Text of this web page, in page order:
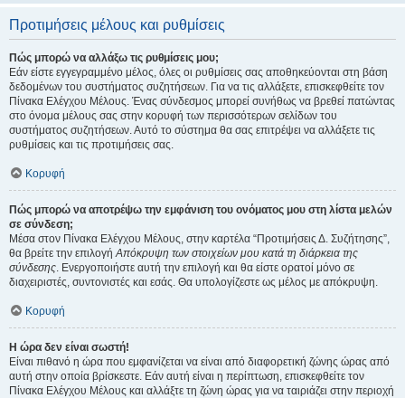
Προτιμήσεις μέλους και ρυθμίσεις
Πώς μπορώ να αλλάξω τις ρυθμίσεις μου;
Εάν είστε εγγεγραμμένο μέλος, όλες οι ρυθμίσεις σας αποθηκεύονται στη βάση
δεδομένων του συστήματος συζητήσεων. Για να τις αλλάξετε, επισκεφθείτε τον
Πίνακα Ελέγχου Μέλους. Ένας σύνδεσμος μπορεί συνήθως να βρεθεί πατώντας
στο όνομα μέλους σας στην κορυφή των περισσότερων σελίδων του
συστήματος συζητήσεων. Αυτό το σύστημα θα σας επιτρέψει να αλλάξετε τις
ρυθμίσεις και τις προτιμήσεις σας.
Κορυφή
Πώς μπορώ να αποτρέψω την εμφάνιση του ονόματος μου στη λίστα μελών
σε σύνδεση;
Μέσα στον Πίνακα Ελέγχου Μέλους, στην καρτέλα “Προτιμήσεις Δ. Συζήτησης”,
θα βρείτε την επιλογήΑπόκρυψη των στοιχείων μου κατά τη διάρκεια της
σύνδεσης. Ενεργοποιήστε αυτή την επιλογή και θα είστε ορατοί μόνο σε
διαχειριστές, συντονιστές και εσάς. Θα υπολογίζεστε ως μέλος με απόκρυψη.
Κορυφή
Η ώρα δεν είναι σωστή!
Είναι πιθανό η ώρα που εμφανίζεται να είναι από διαφορετική ζώνης ώρας από
αυτή στην οποία βρίσκεστε. Εάν αυτή είναι η περίπτωση, επισκεφθείτε τον
Πίνακα Ελέγχου Μέλους και αλλάξτε τη ζώνη ώρας για να ταιριάζει στην περιοχή